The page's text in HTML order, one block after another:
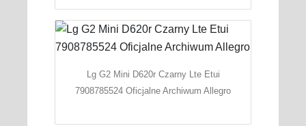
Lg G2 Mini D620r Czarny Lte Etui
7908785524 Oficjalne Archiwum Allegro